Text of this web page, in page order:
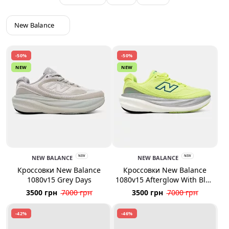
New Balance
-50%
NEW
NEW BALANCE NEW
Кроссовки New Balance
1080v15 Grey Days
3500 грн 7000 грн
-50%
NEW
NEW BALANCE NEW
Кроссовки New Balance
1080v15 Afterglow With Blue
Bird Silver Metallic
3500 грн 7000 грн
-42% -46%